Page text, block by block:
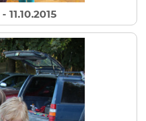
- 11.10.2015